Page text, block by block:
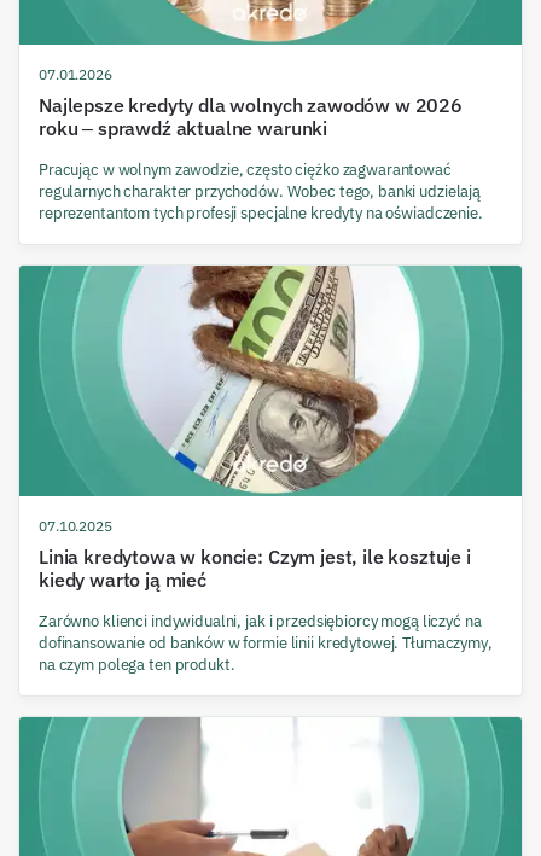
07.01.2026
Najlepsze kredyty dla wolnych zawodów w 2026
roku – sprawdź aktualne warunki
Pracując w wolnym zawodzie, często ciężko zagwarantować
regularnych charakter przychodów. Wobec tego, banki udzielają
reprezentantom tych profesji specjalne kredyty na oświadczenie.
07.10.2025
Linia kredytowa w koncie: Czym jest, ile kosztuje i
kiedy warto ją mieć
Zarówno klienci indywidualni, jak i przedsiębiorcy mogą liczyć na
dofinansowanie od banków w formie linii kredytowej. Tłumaczymy,
na czym polega ten produkt.